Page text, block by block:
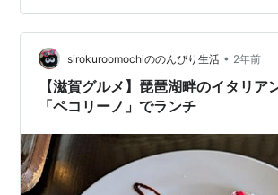
が…
sirokuroomochiののんびり生活 • 2年前
【滋賀グルメ】琵琶湖畔のイタリア
「ペコリーノ」でランチ